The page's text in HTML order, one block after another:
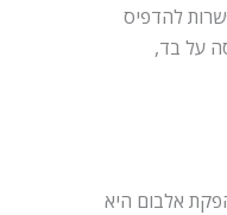
להדפיס
על בד,
אלבום היא